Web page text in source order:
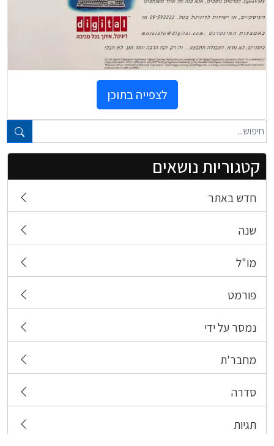
טקסט חופשי...
קטגוריות נושאים
חדש באתר
שנה
מו"ל
פורמט
נמסר על ידי
מחבר'ת
סדרה
תגיות
לצפייה בתוכן